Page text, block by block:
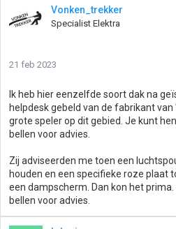
Vonken_trekker
Specialist Elektra
21 feb 2023
Ik heb hier eenzelfde soort dak na
helpdesk gebeld van de fabrikant
grote speler op dit gebied. Je kunt
bellen voor advies.
Zij adviseerden me toen een
houden en een specifieke roze plaat
een dampscherm. Dan kon het
bellen voor advies.